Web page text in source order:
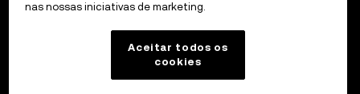
nas nossas iniciativas de marketing.
Aceitar todos os
cookies